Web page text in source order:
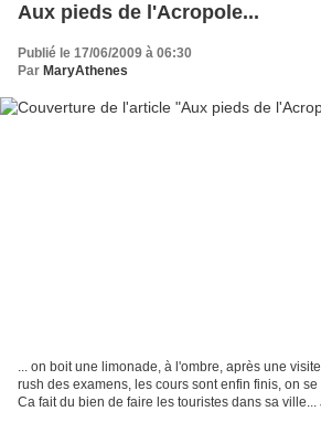
Aux pieds de l'Acropole...
Publié le 17/06/2009 à 06:30
Par MaryAthenes
... on boit une limonade, à l'ombre, après une
rush des examens, les cours sont enfin finis, on
Ca fait du bien de faire les touristes dans sa ville...